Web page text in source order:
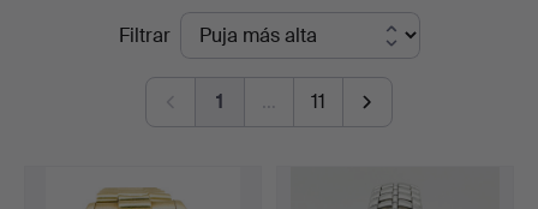
Bohuslän
Filtrar
1 … 11